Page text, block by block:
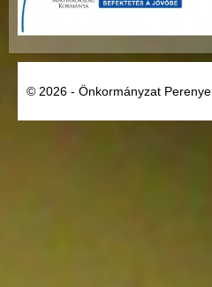
© 2026 - Önkormányzat Perenye